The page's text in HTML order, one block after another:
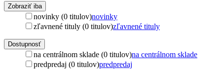
Zobraziť iba
novinky (0 titulov)novinky
zľavnené tituly (0 titulov)zľavnené tituly
Dostupnosť
na centrálnom sklade (0 titulov)na centrálnom sklade
predpredaj (0 titulov)predpredaj